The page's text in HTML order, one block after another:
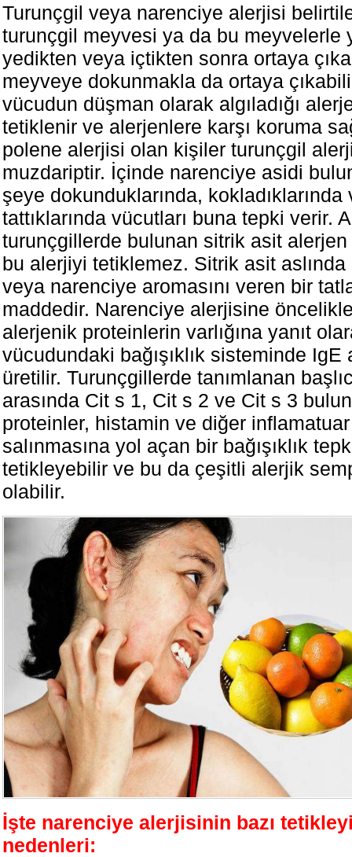
Turunçgil veya narenciye alerjisi
turunçgil meyvesi ya da bu meyvelerle
yedikten veya içtikten sonra ortaya
meyveye dokunmakla da ortaya
vücudun düşman olarak algıladığı
tetiklenir ve alerjenlere karşı koruma
polene alerjisi olan kişiler turunçgil
muzdariptir. İçinde narenciye asidi
şeye dokunduklarında, kokladıklarında
tattıklarında vücutları buna tepki verir.
turunçgillerde bulunan sitrik asit alerjen
bu alerjiyi tetiklemez. Sitrik asit aslında
veya narenciye aromasını veren bir
maddedir. Narenciye alerjisine
alerjenik proteinlerin varlığına yanıt
vücudundaki bağışıklık sisteminde IgE
üretilir. Turunçgillerde tanımlanan
arasında Cit s 1, Cit s 2 ve Cit s 3
proteinler, histamin ve diğer inflamatuar
salınmasına yol açan bir bağışıklık
tetikleyebilir ve bu da çeşitli alerjik
olabilir.
İşte narenciye alerjisinin bazı
nedenleri: